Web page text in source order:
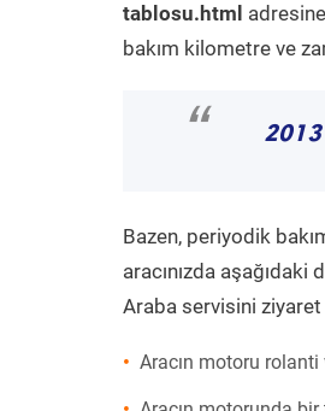
tablosu.html
bakım kilometre ve
“
Bazen, periyodik
aracınızda aşağıdaki
Araba servisini
Aracın motoru